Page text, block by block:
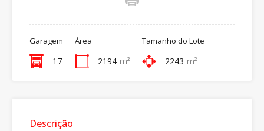
Garagem
17
Área
2194 m²
Tamanho do Lote
2243 m²
Descrição